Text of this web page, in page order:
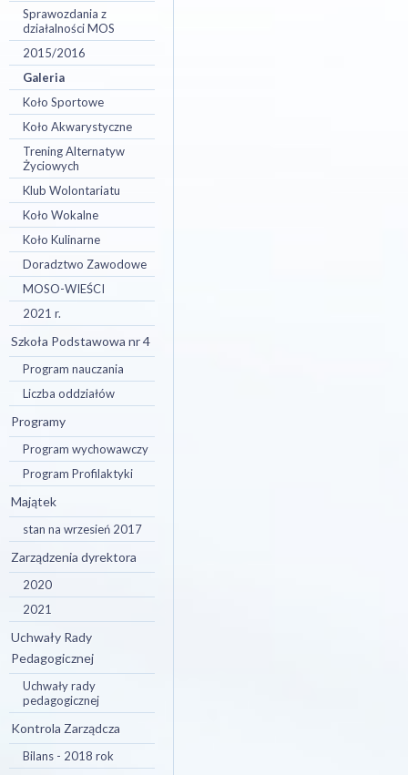
Sprawozdania z
działalności MOS
2015/2016
Galeria
Koło Sportowe
Koło Akwarystyczne
Trening Alternatyw
Życiowych
Klub Wolontariatu
Koło Wokalne
Koło Kulinarne
Doradztwo Zawodowe
MOSO-WIEŚCI
2021 r.
Szkoła Podstawowa nr 4
Program nauczania
Liczba oddziałów
Programy
Program wychowawczy
Program Profilaktyki
Majątek
stan na wrzesień 2017
Zarządzenia dyrektora
2020
2021
Uchwały Rady
Pedagogicznej
Uchwały rady
pedagogicznej
Kontrola Zarządcza
Bilans - 2018 rok